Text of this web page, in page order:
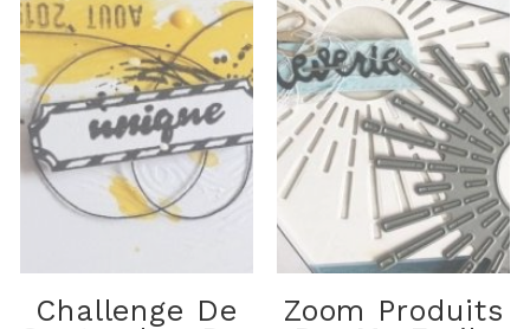
Challenge De
Zoom Produits